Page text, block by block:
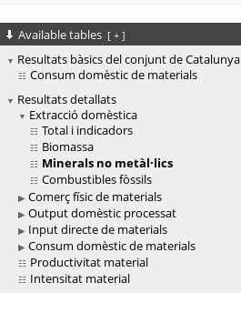
Available tables [ + ]
Resultats bàsics del conjunt de Catalunya
Consum domèstic de materials
Resultats detallats
Extracció domèstica
Total i indicadors
Biomassa
Minerals no metàl·lics
Combustibles fòssils
Comerç físic de materials
Output domèstic processat
Input directe de materials
Consum domèstic de materials
Productivitat material
Intensitat material